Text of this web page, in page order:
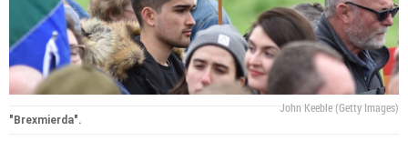
John Keeble (Getty Images)
"Brexmierda".